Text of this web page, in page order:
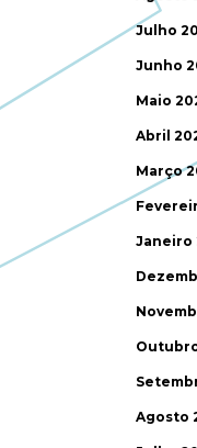
Julho
Junho
Maio
Abril
Março
Janeiro
Agosto